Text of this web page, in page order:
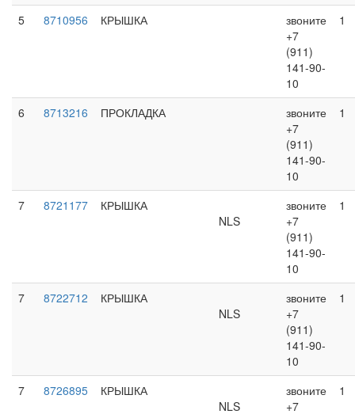
5 8710956 КРЫШКА
звоните
+7
(911)
141-90-
10
1
6 8713216 ПРОКЛАДКА
звоните
+7
(911)
141-90-
10
1
7 8721177
КРЫШКА
NLS
звоните
+7
(911)
141-90-
10
1
7 8722712
КРЫШКА
NLS
звоните
+7
(911)
141-90-
10
1
7 8726895
КРЫШКА
NLS
звоните
+7
1